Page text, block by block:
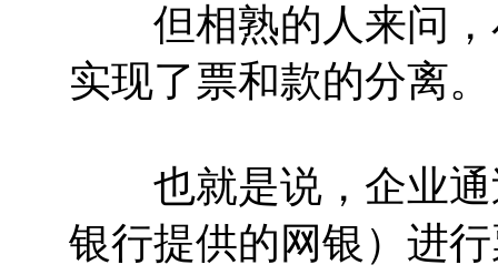
但相熟的人来问，
实现了票和款的分离。
也就是说，企业通
银行提供的网银）进